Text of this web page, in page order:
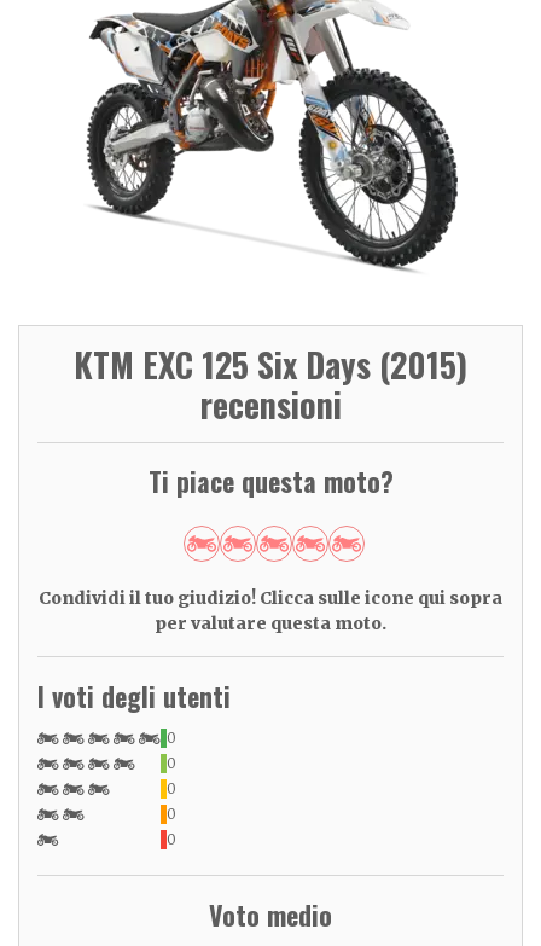
KTM EXC 125 Six Days (2015)
recensioni
Ti piace questa moto?
Condividi il tuo giudizio! Clicca sulle icone qui sopra
per valutare questa moto.
I voti degli utenti
0
0
0
0
0
Voto medio